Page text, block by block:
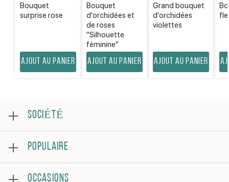
Bouquet
surprise rose
Ajout au panier
Bouquet
d'orchidées et
de roses
"Silhouette
féminine"
Ajout au panier
Grand bouquet
d'orchidées
violettes
Ajout au panier
SOCIÉTÉ
Examen
Foire aux questions
Conditions générales
POPULAIRE
OCCASIONS